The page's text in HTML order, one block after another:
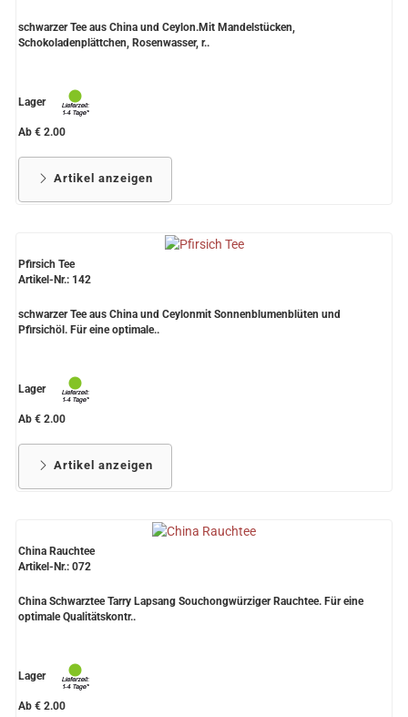
schwarzer Tee aus China und Ceylon.Mit Mandelstücken,
Schokoladenplättchen, Rosenwasser, r..
Lager
Ab € 2.00
Artikel anzeigen
Pfirsich Tee
Artikel-Nr.: 142
schwarzer Tee aus China und Ceylonmit Sonnenblumenblüten und
Pfirsichöl. Für eine optimale..
Lager
Ab € 2.00
Artikel anzeigen
China Rauchtee
Artikel-Nr.: 072
China Schwarztee Tarry Lapsang Souchongwürziger Rauchtee. Für eine
optimale Qualitätskontr..
Lager
Ab € 2.00